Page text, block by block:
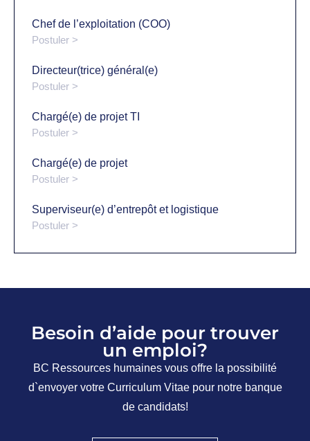
Chef de l’exploitation (COO)
Postuler >
Directeur(trice) général(e)
Postuler >
Chargé(e) de projet TI
Postuler >
Chargé(e) de projet
Postuler >
Superviseur(e) d’entrepôt et logistique
Postuler >
Besoin d’aide pour trouver
un emploi?
BC Ressources humaines vous offre la possibilité
d`envoyer votre Curriculum Vitae pour notre banque
de candidats!